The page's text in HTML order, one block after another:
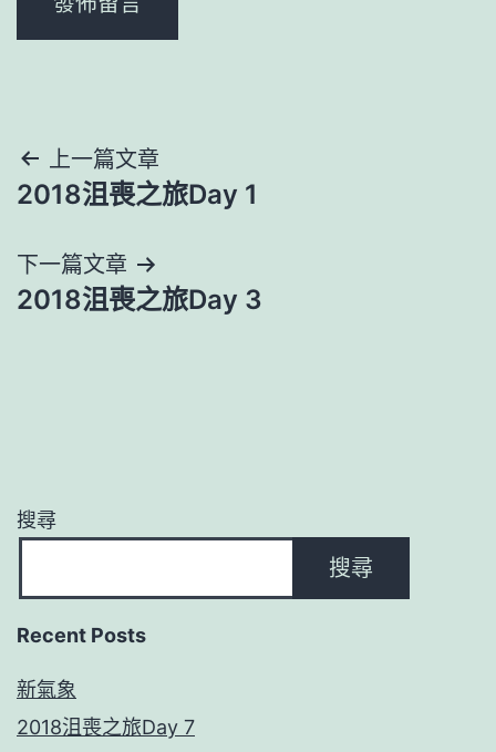
文
章
導
覽
上一篇文章
2018沮喪之旅Day 1
下一篇文章
2018沮喪之旅Day 3
搜尋
搜尋
Recent Posts
新氣象
2018沮喪之旅Day 7